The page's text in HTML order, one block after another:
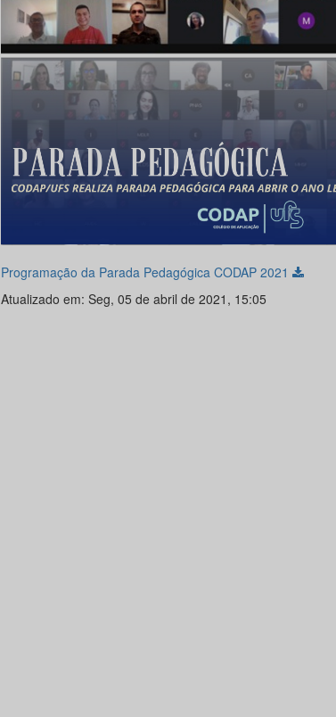
Programação da Parada Pedagógica CODAP 2021
Atualizado em: Seg, 05 de abril de 2021, 15:05